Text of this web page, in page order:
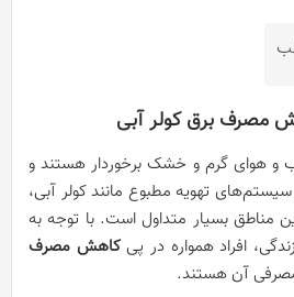
مصرف برق کولر آبی
و هوای گرم و خشک برخوردار هستند و
تهویه مطبوع مانند کولر آبی،
مناطق بسیار متداول است. با توجه به
افراد همواره در پیکاهش مصرف
آن هستند.